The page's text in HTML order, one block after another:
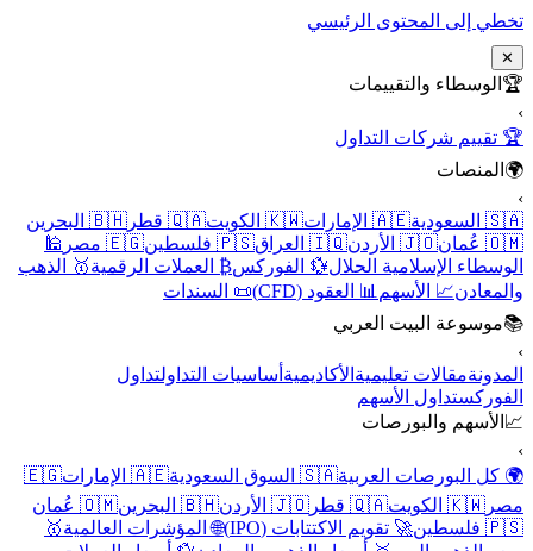
تخطي إلى المحتوى الرئيسي
✕
🏆 الوسطاء والتقييمات
›
🏆 تقييم شركات التداول
🌍 المنصات
›
🇸🇦 السعودية
🇦🇪 الإمارات 🇰🇼 الكويت 🇶🇦 قطر
🇧🇭 البحرين
🇴🇲 عُمان
🇯🇴 الأردن 🇮🇶 العراق 🇵🇸 فلسطين 🇪🇬 مصر
🕌
الوسطاء الإسلامية الحلال💱 الفوركس₿ العملات الرقمية🥇 الذهب
والمعادن📈 الأسهم 📊 العقود (CFD)
📜 السندات
📚موسوعة البيت العربي
›
المدونةمقالات تعليمية الأكاديمية أساسيات التداولتداول
الفوركستداول الأسهم
📈 الأسهم والبورصات
›
🌍 كل البورصات العربية🇸🇦 السوق السعودية 🇦🇪 الإمارات
🇪🇬
مصر 🇰🇼 الكويت 🇶🇦 قطر 🇯🇴 الأردن 🇧🇭 البحرين
🇴🇲 عُمان
🇵🇸 فلسطين
🚀 تقويم الاكتتابات (IPO) 🌐 المؤشرات العالمية🥇